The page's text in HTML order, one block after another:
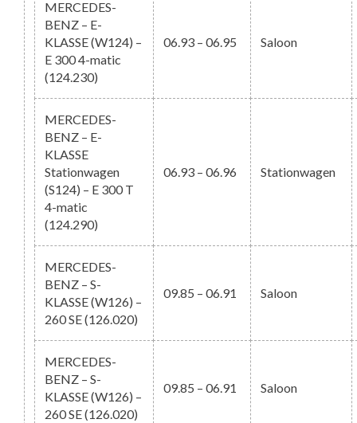
MERCEDES-
BENZ – E-
KLASSE (W124) –
E 300 4-matic
(124.230)
06.93 – 06.95 Saloon
MERCEDES-
BENZ – E-
KLASSE
Stationwagen
(S124) – E 300 T
4-matic
(124.290)
06.93 – 06.96 Stationwagen
MERCEDES-
BENZ – S-
KLASSE (W126) –
260 SE (126.020)
09.85 – 06.91 Saloon
MERCEDES-
BENZ – S-
KLASSE (W126) –
260 SE (126.020)
09.85 – 06.91 Saloon